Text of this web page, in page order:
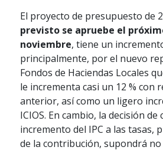
El proyecto de presupuesto de
previsto se apruebe el
noviembre, tiene un
principalmente, por el nuevo
Fondos de Haciendas Locales
le incrementa casi un 12 % con
anterior, así como un ligero
ICIOS. En cambio, la decisión
incremento del IPC a las tasas,
de la contribución, supondrá